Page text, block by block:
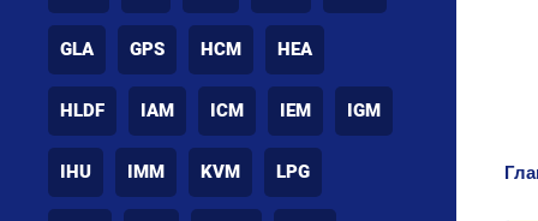
GLA GPS HCM HEA
HLDF IAM ICM IEM IGM
IHU IMM KVM LPG